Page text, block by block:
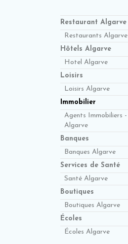
Restaurant Algarve
Restaurants Algarve
Hôtels Algarve
Hotel Algarve
Loisirs
Loisirs Algarve
Immobilier
Agents Immobiliers -
Algarve
Banques
Banques Algarve
Services de Santé
Santé Algarve
Boutiques
Boutiques Algarve
Écoles
Écoles Algarve